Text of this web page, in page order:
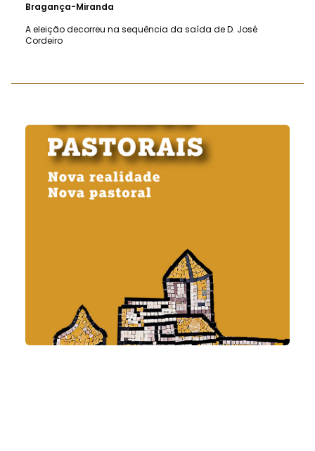
Bragança-Miranda
A eleição decorreu na sequência da saída de D. José
Cordeiro